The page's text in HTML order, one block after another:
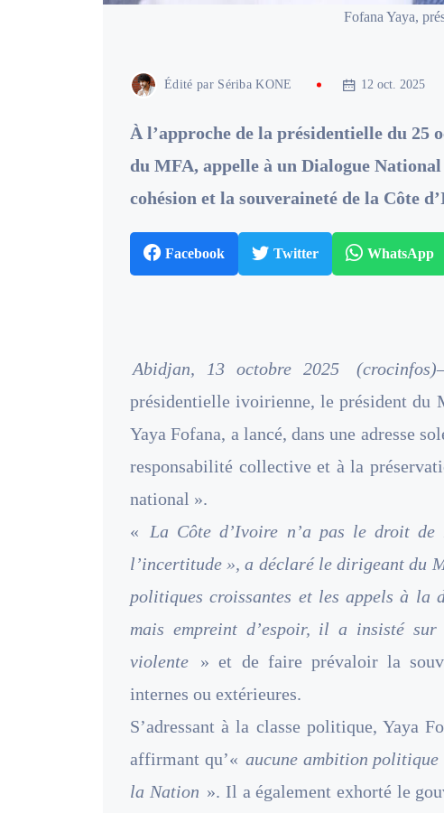
Fofana Yaya,
Édité par Sériba KONE 12 oct. 2025
À l’approche de la présidentielle du 25
du MFA, appelle à un Dialogue
cohésion et la souveraineté de la Côte
Facebook Twitter WhatsApp
Abidjan, 13 octobre 2025
présidentielle ivoirienne, le président du
Yaya Fofana, a lancé, dans une adresse
responsabilité collective et à la
national ».
«
La Côte d’Ivoire n’a pas le droit
l’incertitude », a déclaré le dirigeant du
politiques croissantes et les appels à la
mais empreint d’espoir, il a insisté
violente
» et de faire prévaloir la
internes ou extérieures.
S’adressant à la classe politique, Yaya
affirmant qu’« aucune ambition
la Nation ». Il a également exhorté le